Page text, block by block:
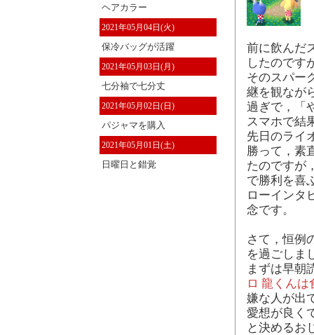
ヘアカラー
2021年05月04日(火)
保冷バッグが活躍
2021年05月03日(月)
七分袖で七分丈
2021年05月02日(日)
パジャマを購入
2021年05月01日(土)
日曜日と錯覚
前に飲んだ
したのです
そのスパー
継を観なが
過ぎで，「
スマホで結
先日のライ
勝って，素
たのですが
で勝利を喜
ローインタ
念です。
さて，恒例
を過ごしま
まずは早朝
ロ 龍くん
嫌な人が出
愛想が良く
と決めるお